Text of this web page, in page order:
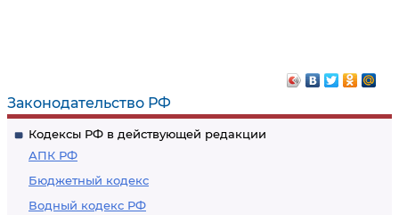
Законодательство РФ
Кодексы РФ в действующей редакции
АПК РФ
Бюджетный кодекс
Водный кодекс РФ